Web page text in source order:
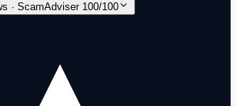
· ScamAdviser 100/100